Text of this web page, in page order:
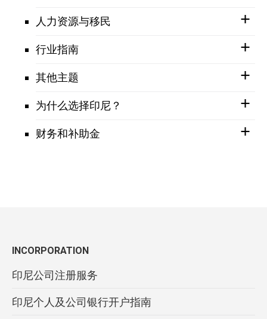
人力资源与移民
行业指南
其他主题
为什么选择印尼？
财务和补助金
INCORPORATION
印尼公司注册服务
印尼个人及公司银行开户指南